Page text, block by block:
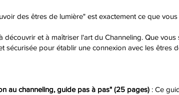
des êtres de lumière" est exactement ce que vous
et à maîtriser l'art du Channeling. Que
pour établir une connexion avec les êtres
au channeling, guide pas à pas" (25 pages) : Ce